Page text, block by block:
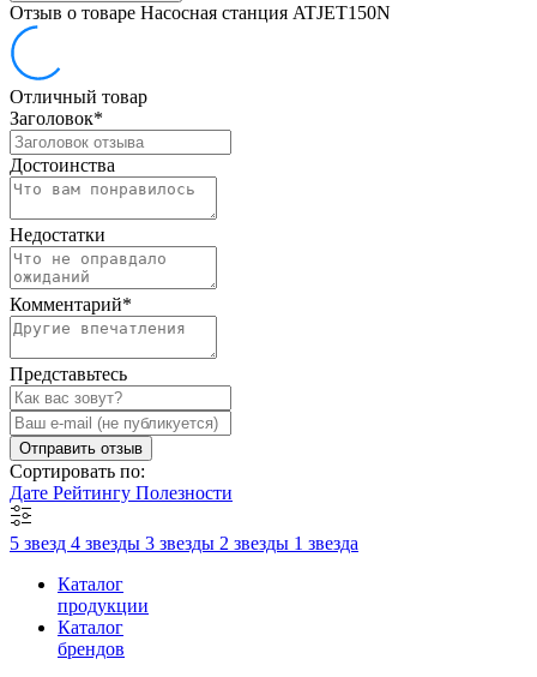
Отзыв о товаре Насосная станция ATJET150N
Отличный товар
Заголовок*
Достоинства
Недостатки
Комментарий*
Представьтесь
Отправить отзыв
Сортировать по:
Дате Рейтингу Полезности
5 звезд 4 звезды 3 звезды 2 звезды 1 звезда
Каталог
продукции
Каталог
брендов